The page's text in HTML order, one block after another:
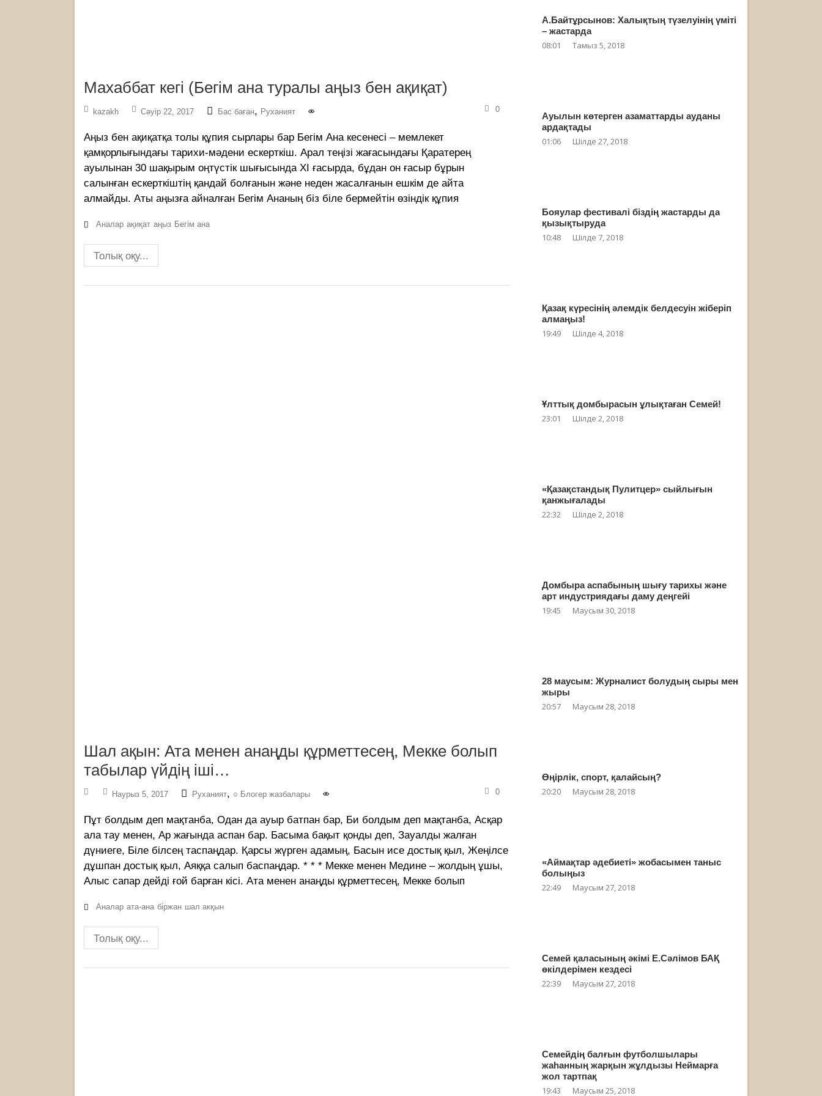
Махаббат кегі (Бегім ана туралы аңыз бен ақиқат)
kazakh Сәуір 22, 2017 Бас баған, Руханият 0
Аңыз бен ақиқатқа толы құпия сырлары бар Бегім Ана кесенесі – мемлекет
қамқорлығындағы тарихи-мәдени ескерткіш. Арал теңізі жағасындағы Қаратерең
ауылынан 30 шақырым оңтүстік шығысында XI ғасырда, бұдан он ғасыр бұрын
салынған ескерткіштің қандай болғанын және неден жасалғанын ешкім де айта
алмайды. Аты аңызға айналған Бегім Ананың біз біле бермейтін өзіндік құпия
Аналар ақиқат аңыз Бегім ана
Толық оқу...
Шал ақын: Ата менен анаңды құрметтесең, Мекке болып
табылар үйдің іші…
Наурыз 5, 2017 Руханият, ○ Блогер жазбалары 0
Пұт болдым деп мақтанба, Одан да ауыр батпан бар, Би болдым деп мақтанба, Асқар
ала тау менен, Ар жағында аспан бар. Басыма бақыт қонды деп, Зауалды жалған
дүниеге, Біле білсең таспаңдар. Қарсы жүрген адамың, Басын исе достық қыл, Жеңілсе
дұшпан достық қыл, Аяққа салып баспаңдар. * * * Мекке менен Медине – жолдың ұшы,
Алыс сапар дейді ғой барған кісі. Ата менен анаңды құрметтесең, Мекке болып
Аналар ата-ана біржан шал акқын
Толық оқу...
А.Байтұрсынов: Халықтың түзелуінің үміті
– жастарда
08:01 Тамыз 5, 2018
Ауылын көтерген азаматтарды ауданы
ардақтады
01:06 Шілде 27, 2018
Бояулар фестивалі біздің жастарды да
қызықтыруда
10:48 Шілде 7, 2018
Қазақ күресінің әлемдік белдесуін жіберіп
алмаңыз!
19:49 Шілде 4, 2018
Ұлттық домбырасын ұлықтаған Семей!
23:01 Шілде 2, 2018
«Қазақстандық Пулитцер» сыйлығын
қанжығалады
22:32 Шілде 2, 2018
Домбыра аспабының шығу тарихы және
арт индустриядағы даму деңгейі
19:45 Маусым 30, 2018
28 маусым: Журналист болудың сыры мен
жыры
20:57 Маусым 28, 2018
Өңірлік, спорт, қалайсың?
20:20 Маусым 28, 2018
«Аймақтар әдебиеті» жобасымен таныс
болыңыз
22:49 Маусым 27, 2018
Семей қаласының әкімі Е.Сәлімов БАҚ
өкілдерімен кездесі
22:39 Маусым 27, 2018
Семейдің балғын футболшылары
жаһанның жарқын жұлдызы Неймарға
жол тартпақ
19:43 Маусым 25, 2018